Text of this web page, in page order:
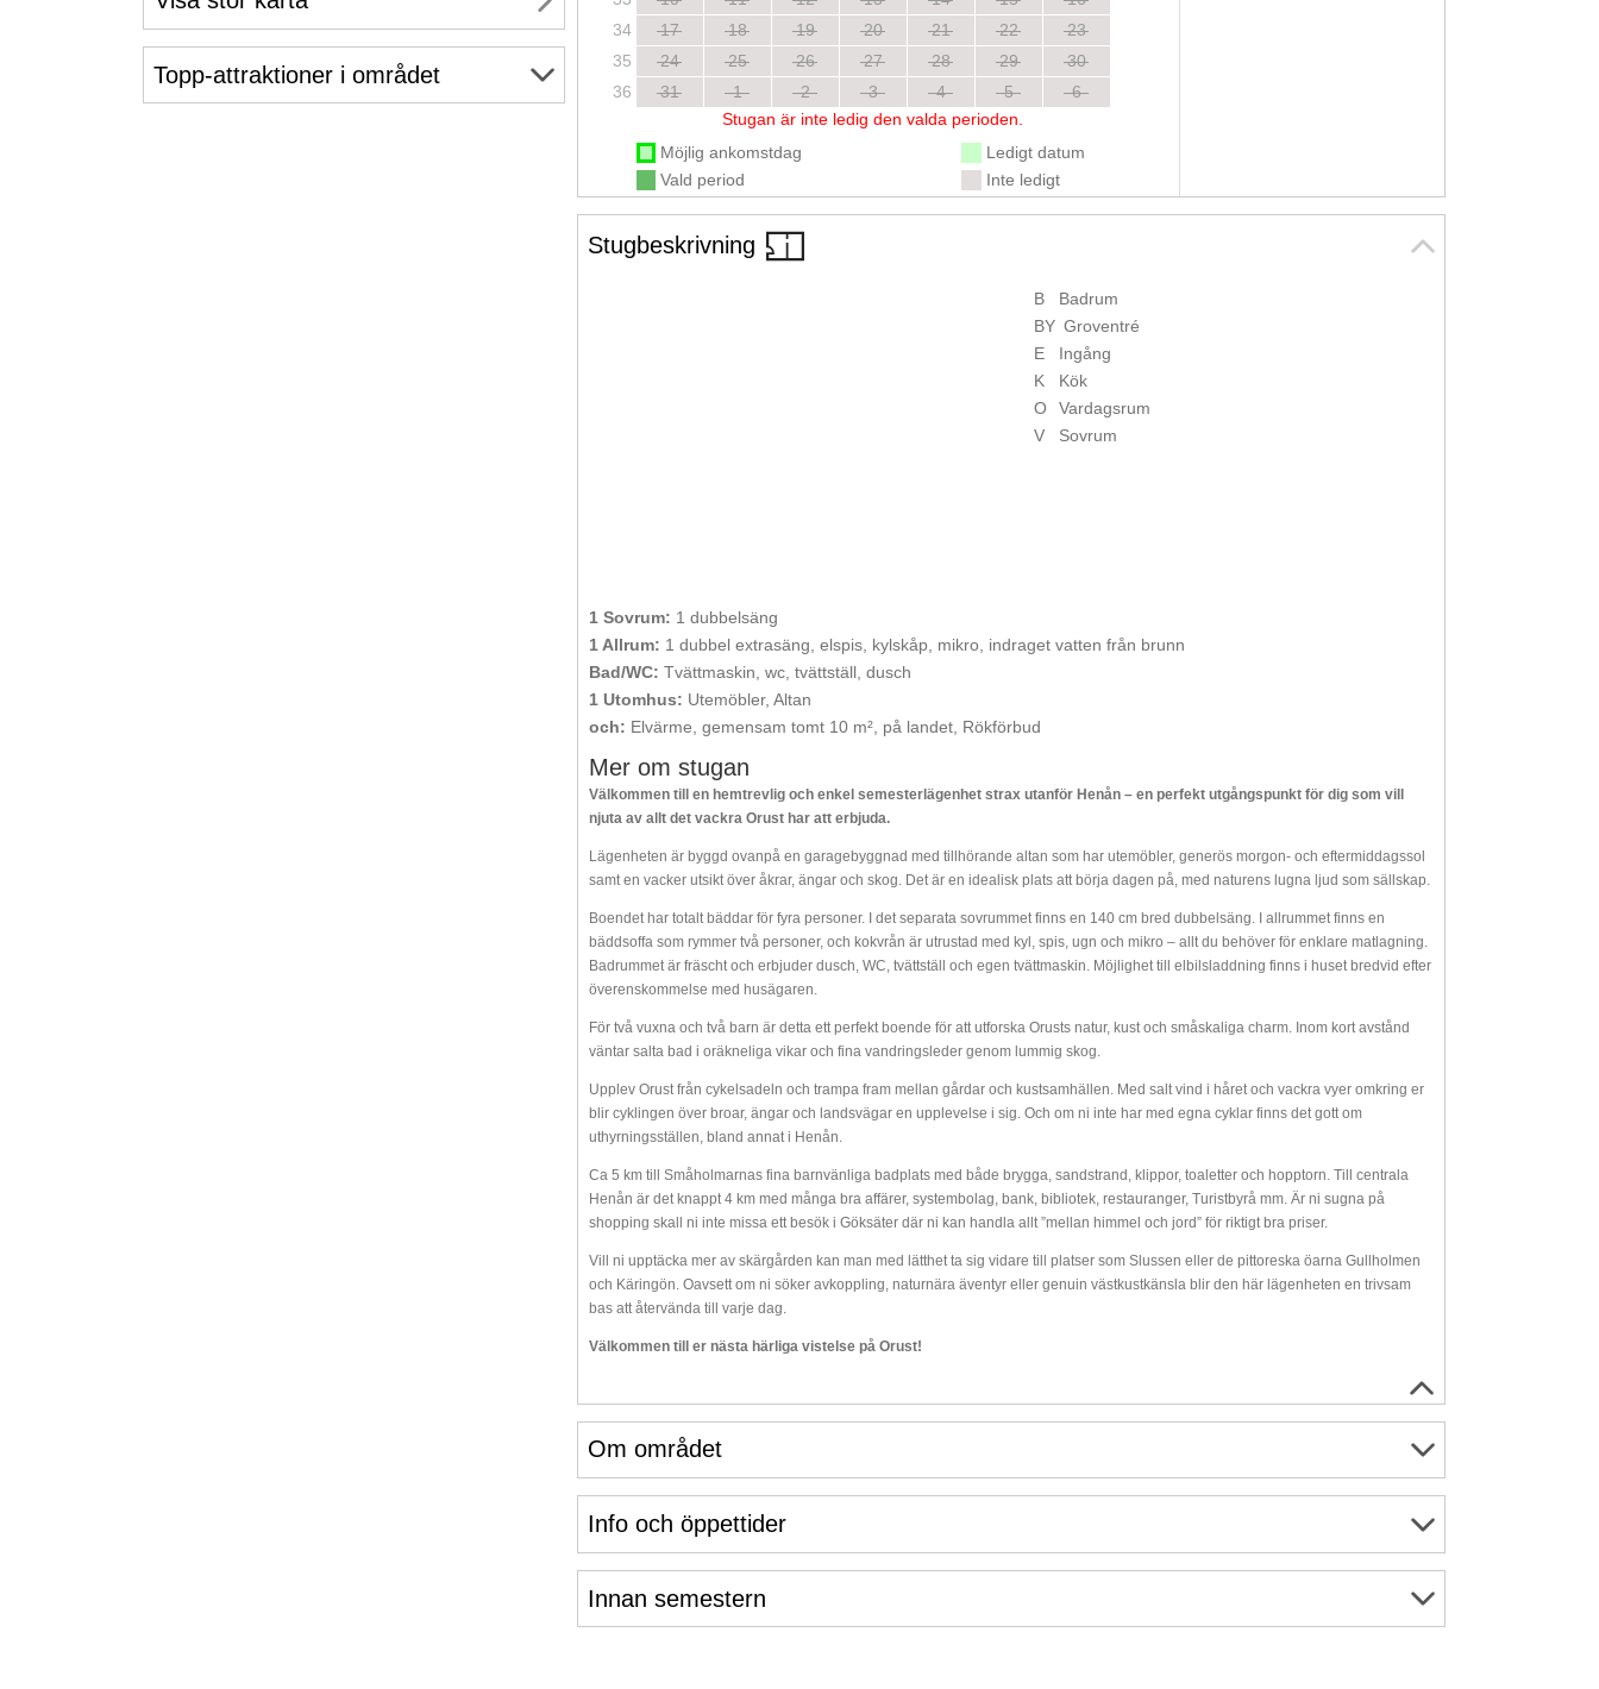
34
17 18 19 20 21 22
23
35
24 25 26 27 28 29
30
36
31 1 2 3 4 5
6
Stugan är inte ledig den valda perioden.
Möjlig ankomstdag
Vald period
Ledigt datum
Inte ledigt
Stugbeskrivning
B
Badrum
BY Groventré
E
Ingång
K
Kök
O
Vardagsrum
V
Sovrum
1 Sovrum: 1 dubbelsäng
1 Allrum: 1 dubbel extrasäng, elspis, kylskåp, mikro, indraget vatten från brunn
Bad/WC: Tvättmaskin, wc, tvättställ, dusch
1 Utomhus: Utemöbler, Altan
och: Elvärme, gemensam tomt 10 m², på landet, Rökförbud
Mer om stugan
Välkommen till en hemtrevlig och enkel semesterlägenhet strax utanför Henån – en perfekt utgångspunkt för dig som vill
njuta av allt det vackra Orust har att erbjuda.
Lägenheten är byggd ovanpå en garagebyggnad med tillhörande altan som har utemöbler, generös morgon- och eftermiddagssol
samt en vacker utsikt över åkrar, ängar och skog. Det är en idealisk plats att börja dagen på, med naturens lugna ljud som sällskap.
Boendet har totalt bäddar för fyra personer. I det separata sovrummet finns en 140 cm bred dubbelsäng. I allrummet finns en
bäddsoffa som rymmer två personer, och kokvrån är utrustad med kyl, spis, ugn och mikro – allt du behöver för enklare matlagning.
Badrummet är fräscht och erbjuder dusch, WC, tvättställ och egen tvättmaskin. Möjlighet till elbilsladdning finns i huset bredvid efter
överenskommelse med husägaren.
För två vuxna och två barn är detta ett perfekt boende för att utforska Orusts natur, kust och småskaliga charm. Inom kort avstånd
väntar salta bad i oräkneliga vikar och fina vandringsleder genom lummig skog.
Upplev Orust från cykelsadeln och trampa fram mellan gårdar och kustsamhällen. Med salt vind i håret och vackra vyer omkring er
blir cyklingen över broar, ängar och landsvägar en upplevelse i sig. Och om ni inte har med egna cyklar finns det gott om
uthyrningsställen, bland annat i Henån.
Ca 5 km till Småholmarnas fina barnvänliga badplats med både brygga, sandstrand, klippor, toaletter och hopptorn. Till centrala
Henån är det knappt 4 km med många bra affärer, systembolag, bank, bibliotek, restauranger, Turistbyrå mm. Är ni sugna på
shopping skall ni inte missa ett besök i Göksäter där ni kan handla allt ”mellan himmel och jord” för riktigt bra priser.
Vill ni upptäcka mer av skärgården kan man med lätthet ta sig vidare till platser som Slussen eller de pittoreska öarna Gullholmen
och Käringön. Oavsett om ni söker avkoppling, naturnära äventyr eller genuin västkustkänsla blir den här lägenheten en trivsam
bas att återvända till varje dag.
Välkommen till er nästa härliga vistelse på Orust!
Om området
Info och öppettider
Innan semestern
Topp-attraktioner i området